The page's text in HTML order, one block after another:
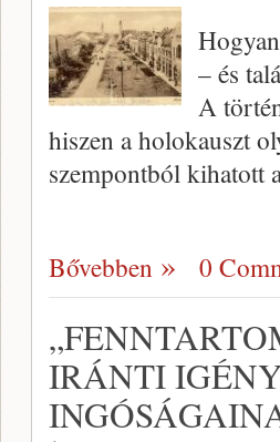
– és
A
hiszen a holokauszt
szempontból kihatott
Bővebben 0
IRÁNTI